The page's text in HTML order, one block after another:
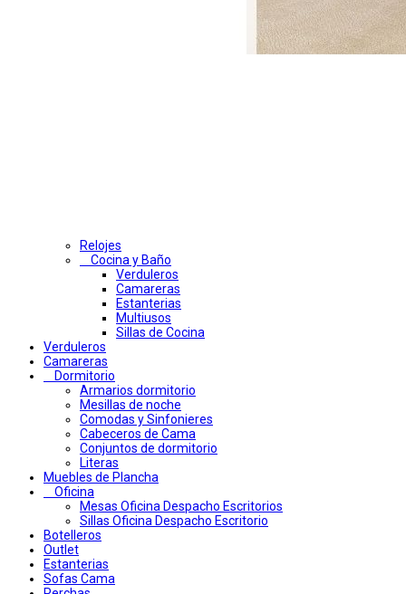
Relojes
Cocina y Baño
Verduleros
Camareras
Estanterias
Multiusos
Sillas de Cocina
Verduleros
Camareras
Dormitorio
Armarios dormitorio
Mesillas de noche
Comodas y Sinfonieres
Cabeceros de Cama
Conjuntos de dormitorio
Literas
Muebles de Plancha
Oficina
Mesas Oficina Despacho Escritorios
Sillas Oficina Despacho Escritorio
Botelleros
Outlet
Estanterias
Sofas Cama